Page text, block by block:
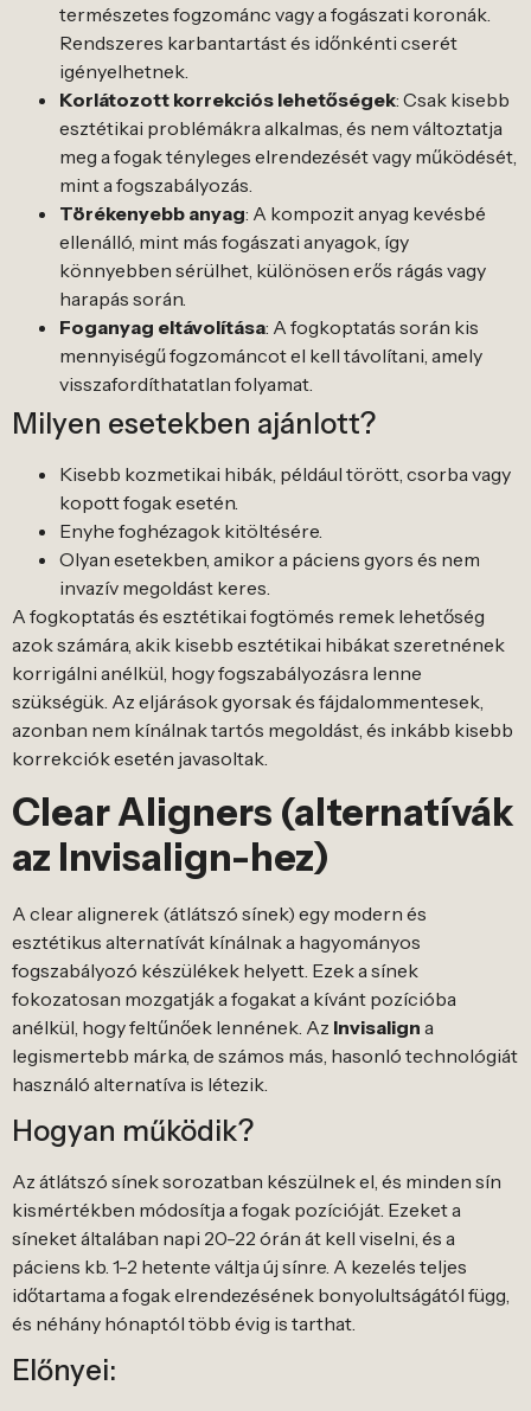
természetes fogzománc vagy a fogászati koronák.
Rendszeres karbantartást és időnkénti cserét
igényelhetnek.
Korlátozott korrekciós lehetőségek: Csak kisebb
esztétikai problémákra alkalmas, és nem változtatja
meg a fogak tényleges elrendezését vagy működését,
mint a fogszabályozás.
Törékenyebb anyag: A kompozit anyag kevésbé
ellenálló, mint más fogászati anyagok, így
könnyebben sérülhet, különösen erős rágás vagy
harapás során.
Foganyag eltávolítása: A fogkoptatás során kis
mennyiségű fogzománcot el kell távolítani, amely
visszafordíthatatlan folyamat.
Milyen esetekben ajánlott?
Kisebb kozmetikai hibák, például törött, csorba vagy
kopott fogak esetén.
Enyhe foghézagok kitöltésére.
Olyan esetekben, amikor a páciens gyors és nem
invazív megoldást keres.
A fogkoptatás és esztétikai fogtömés remek lehetőség
azok számára, akik kisebb esztétikai hibákat szeretnének
korrigálni anélkül, hogy fogszabályozásra lenne
szükségük. Az eljárások gyorsak és fájdalommentesek,
azonban nem kínálnak tartós megoldást, és inkább kisebb
korrekciók esetén javasoltak.
Clear Aligners (alternatívák
az Invisalign-hez)
A clear alignerek (átlátszó sínek) egy modern és
esztétikus alternatívát kínálnak a hagyományos
fogszabályozó készülékek helyett. Ezek a sínek
fokozatosan mozgatják a fogakat a kívánt pozícióba
anélkül, hogy feltűnőek lennének. Az Invisalign a
legismertebb márka, de számos más, hasonló technológiát
használó alternatíva is létezik.
Hogyan működik?
Az átlátszó sínek sorozatban készülnek el, és minden sín
kismértékben módosítja a fogak pozícióját. Ezeket a
síneket általában napi 20-22 órán át kell viselni, és a
páciens kb. 1-2 hetente váltja új sínre. A kezelés teljes
időtartama a fogak elrendezésének bonyolultságától függ,
és néhány hónaptól több évig is tarthat.
Előnyei: